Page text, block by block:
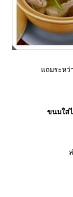
ถมระหว่
ขนมใส่